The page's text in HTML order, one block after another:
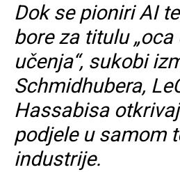
Dok se pioniri AI
bore za titulu
učenja“, sukobi
Schmidhubera,
Hassabisa
podjele u samom
industrije.